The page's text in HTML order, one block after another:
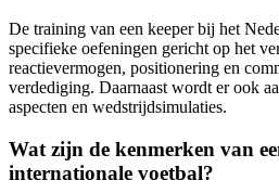
De training van een keeper bij het
specifieke oefeningen gericht op het
reactievermogen, positionering en
verdediging. Daarnaast wordt er ook
aspecten en wedstrijdsimulaties.
Wat zijn de kenmerken van
internationale voetbal?